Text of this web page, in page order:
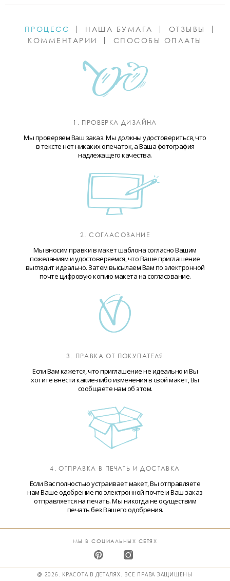
ПРОЦЕСС НАША БУМАГА
ОТЗЫВЫ
КОММЕНТАРИИ
СПОСОБЫ ОПЛАТЫ
1. ПРОВЕРКА ДИЗАЙНА
Мы проверяем Ваш заказ. Мы должны удостовериться, что
в тексте нет никаких опечаток, а Ваша фотография
надлежащего качества.
2. СОГЛАСОВАНИЕ
Мы вносим правки в макет шаблона согласно Вашим
пожеланиям и удостоверяемся, что Ваше приглашение
выглядит идеально. Затем высылаем Вам по электронной
почте цифровую копию макета на согласование.
3. ПРАВКА ОТ ПОКУПАТЕЛЯ
Если Вам кажется, что приглашение не идеально и Вы
хотите внести какие-либо изменения в свой макет, Вы
сообщаете нам об этом.
4. ОТПРАВКА В ПЕЧАТЬ И ДОСТАВКА
Если Вас полностью устраивает макет, Вы отправляете
нам Ваше одобрение по электронной почте и Ваш заказ
отправляется на печать. Мы никогда не осуществим
печать без Вашего одобрения.
МЫ В СОЦИАЛЬНЫХ СЕТЯХ
@ 2026. КРАСОТА В ДЕТАЛЯХ. ВСЕ ПРАВА ЗАЩИЩЕНЫ